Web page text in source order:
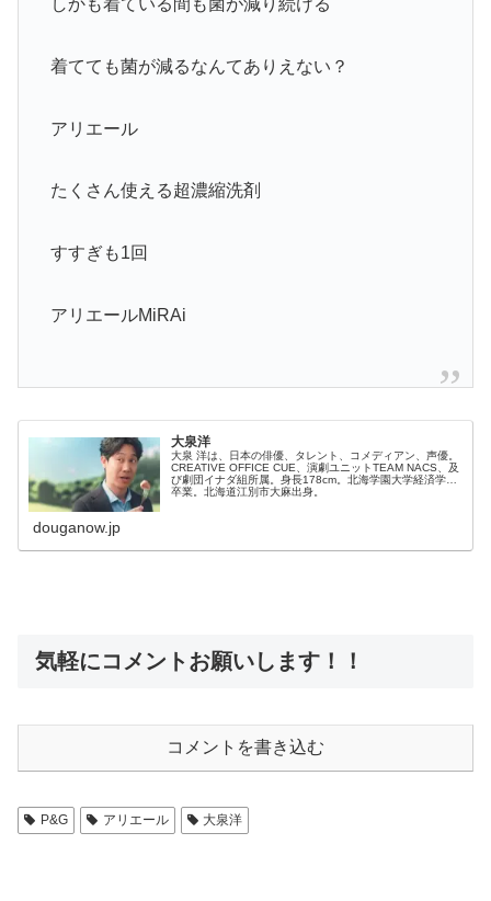
しかも着ている間も菌が減り続ける
着てても菌が減るなんてありえない？
アリエール
たくさん使える超濃縮洗剤
すすぎも1回
アリエールMiRAi
大泉洋
大泉 洋は、日本の俳優、タレント、コメディアン、声優。
CREATIVE OFFICE CUE、演劇ユニットTEAM NACS、及
び劇団イナダ組所属。身長178cm。北海学園大学経済学部
卒業。北海道江別市大麻出身。
douganow.jp
気軽にコメントお願いします！！
コメントを書き込む
P&G アリエール 大泉洋